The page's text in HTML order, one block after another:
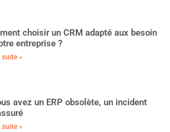
choisir un CRM adapté aux besoin
entreprise ?
suite »
avez un ERP obsolète, un incident
suite »